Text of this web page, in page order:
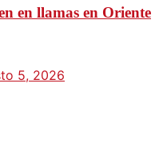
en llamas en Oriente
5, 2026